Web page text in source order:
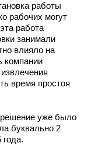
работы
рабочих могут
работа
занимали
влияло на
компании
время простоя
решение уже было
буквально 2